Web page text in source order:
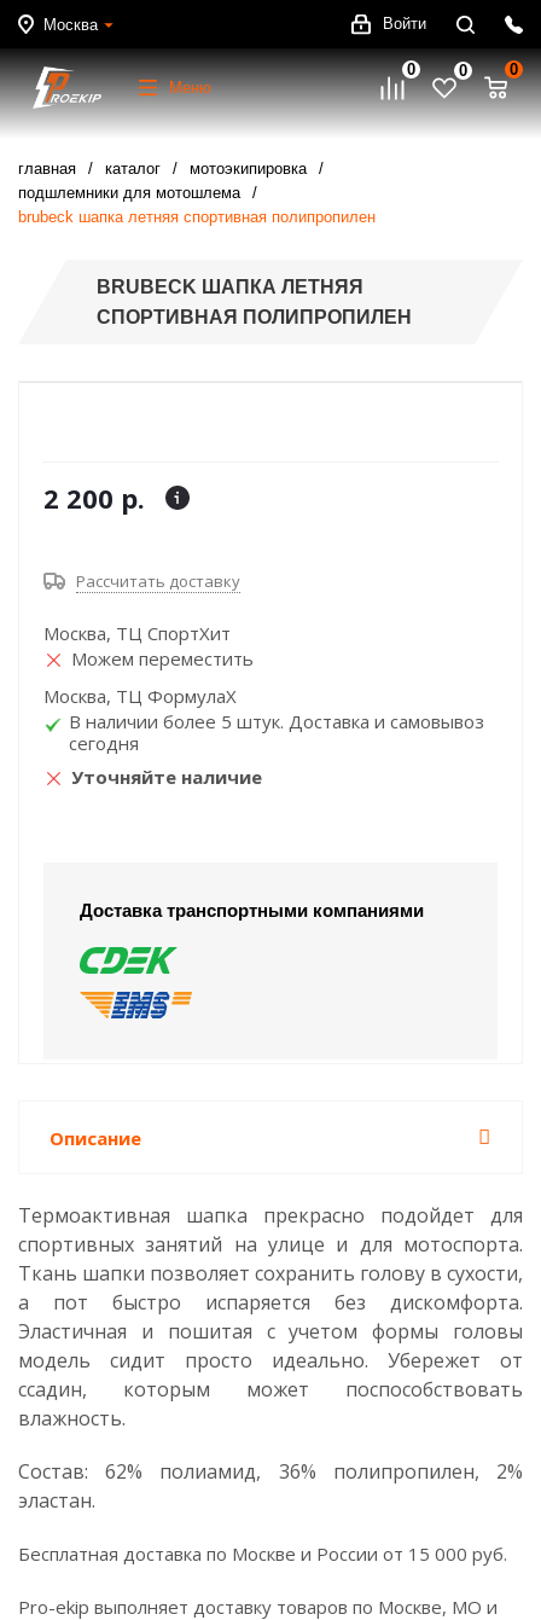
Москва Войти
Меню
0 0 0
главная каталог
мотоэкипировка
подшлемники для мотошлема
brubeck шапка летняя спортивная полипропилен
BRUBECK ШАПКА ЛЕТНЯЯ
СПОРТИВНАЯ ПОЛИПРОПИЛЕН
2 200 р.
Рассчитать доставку
Москва, ТЦ СпортХит
Можем переместить
Москва, ТЦ ФормулаХ
В наличии более 5 штук. Доставка и самовывоз
сегодня
Уточняйте наличие
Доставка транспортными компаниями
Описание
Термоактивная шапка прекрасно подойдет для
спортивных занятий на улице и для мотоспорта.
Ткань шапки позволяет сохранить голову в сухости,
а пот быстро испаряется без дискомфорта.
Эластичная и пошитая с учетом формы головы
модель сидит просто идеально. Убережет от
ссадин, которым может поспособствовать
влажность.
Состав: 62% полиамид, 36% полипропилен, 2%
эластан.
Бесплатная доставка по Москве и России от 15 000 руб.
Pro-ekip выполняет доставку товаров по Москве, МО и